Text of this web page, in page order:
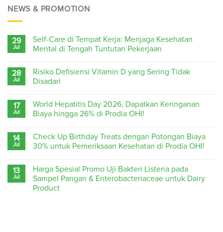
NEWS & PROMOTION
29
Jul
Self-Care di Tempat Kerja: Menjaga Kesehatan
Mental di Tengah Tuntutan Pekerjaan
28
Jul
Risiko Defisiensi Vitamin D yang Sering Tidak
Disadari
17
Jul
World Hepatitis Day 2026, Dapatkan Keringanan
Biaya hingga 26% di Prodia OHI!
14
Jul
Check Up Birthday Treats dengan Potongan Biaya
30% untuk Pemeriksaan Kesehatan di Prodia OHI!
13
Jul
Harga Spesial Promo Uji Bakteri Listeria pada
Sampel Pangan & Enterobacteriaceae untuk Dairy
Product